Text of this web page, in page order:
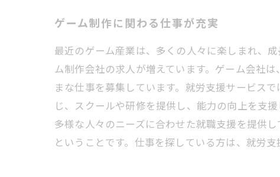
ゲーム制作に関わる仕事が充実
最近のゲーム産業は、多くの人々に楽しまれ、
ム制作会社の求人が増えています。ゲーム会社
まな仕事を募集しています。就労支援サービス
じ、スクールや研修を提供し、能力の向上を支
多様な人々のニーズに合わせた就職支援を提供
ということです。仕事を探している方は、就労